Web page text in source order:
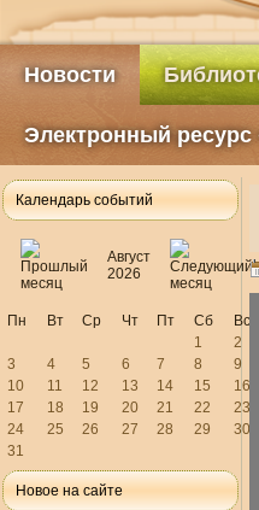
Новости
Электронный ресурс
Календарь событий
Август
2026
Пн Вт Ср Чт Пт Сб
Вс
1
2
3
4 5 6 7 8
9
10
11 12 13 14 15
16
17
18 19 20 21 22
23
24
25 26 27 28 29
30
31
Новое на сайте